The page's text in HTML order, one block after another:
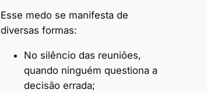
Esse medo se manifesta de
diversas formas:
No silêncio das reuniões,
quando ninguém questiona a
decisão errada;